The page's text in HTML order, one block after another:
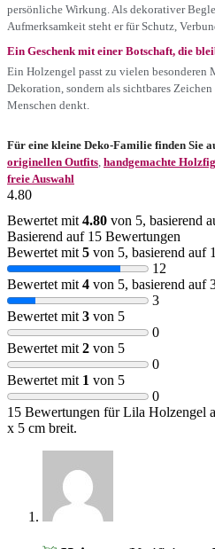
persönliche Wirkung. Als dekorativer
Aufmerksamkeit steht er für Schutz,
Ein Geschenk mit einer Botschaft, die
Ein Holzengel passt zu vielen besonderen
Dekoration, sondern als sichtbares
Menschen denkt.
Für eine kleine Deko-Familie finden Sie
originellen Outfits handgemachte
freie Auswahl
4.80
Bewertet mit 4.80 von 5, basierend
Basierend auf 15 Bewertungen
Bewertet mit 5 von 5, basierend auf
12
Bewertet mit 4 von 5, basierend auf
3
Bewertet mit 3 von 5
0
Bewertet mit 2 von 5
0
Bewertet mit 1 von 5
0
15 Bewertungen fürLila Holzengel
x 5 cm breit.